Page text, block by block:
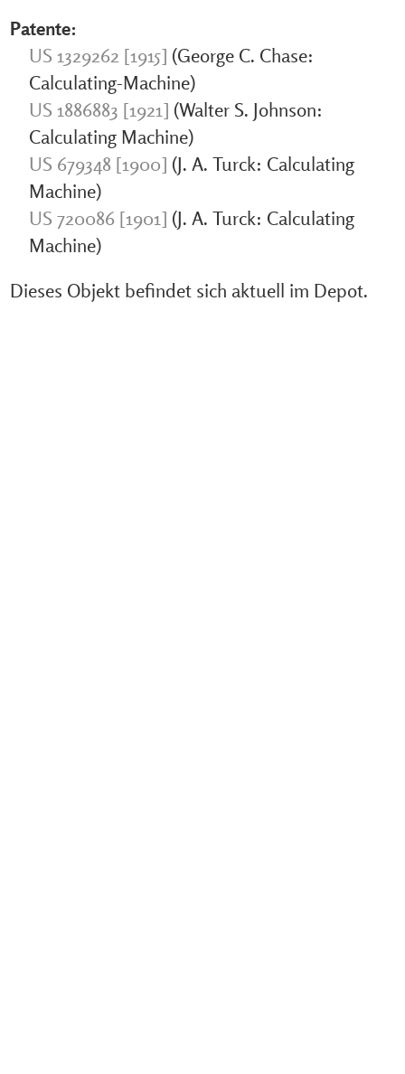
Patente:
US 1329262 [1915] (George C. Chase:
Calculating-Machine)
US 1886883 [1921] (Walter S. Johnson:
Calculating Machine)
US 679348 [1900] (J. A. Turck: Calculating
Machine)
US 720086 [1901] (J. A. Turck: Calculating
Machine)
Dieses Objekt befindet sich aktuell im Depot.